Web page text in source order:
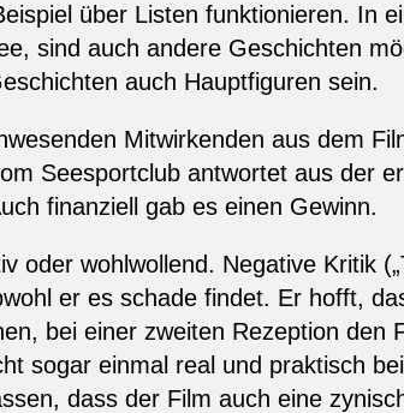
über Listen funktionieren. In
sind auch andere Geschichten
auch Hauptfiguren sein.
Mitwirkenden aus dem
Seesportclub antwortet aus der
finanziell gab es einen Gewinn.
wohlwollend. Negative Kritik
er es schade findet. Er hofft,
bei einer zweiten Rezeption den
sogar einmal real und praktisch
dass der Film auch eine